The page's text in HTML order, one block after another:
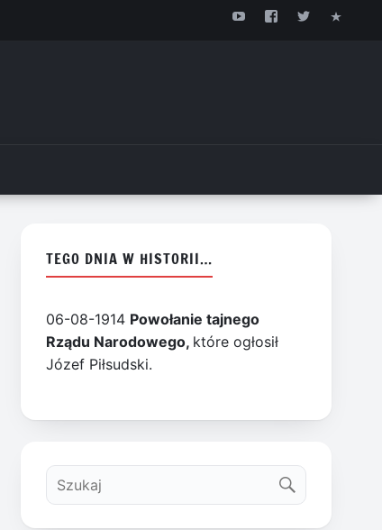
TEGO DNIA W HISTORII…
06-08-1914 Powołanie tajnego
Rządu Narodowego, które ogłosił
Józef Piłsudski.